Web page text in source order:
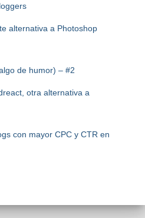
alternativa a Photoshop
de humor) – #2
otra alternativa a
con mayor CPC y CTR en